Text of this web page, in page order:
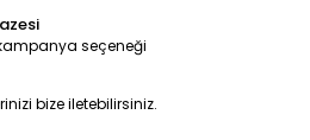
seçeneği
bize iletebilirsiniz.